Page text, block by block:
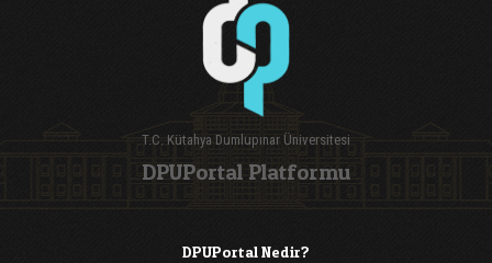
T.C. Kütahya Dumlupınar Üniversitesi
DPUPortal Platformu
DPUPortal Nedir?